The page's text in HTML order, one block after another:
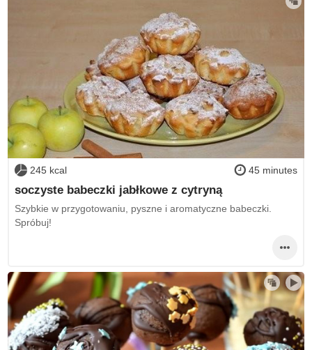
245 kcal 45 minutes
soczyste babeczki jabłkowe z cytryną
Szybkie w przygotowaniu, pyszne i aromatyczne babeczki.
Spróbuj!